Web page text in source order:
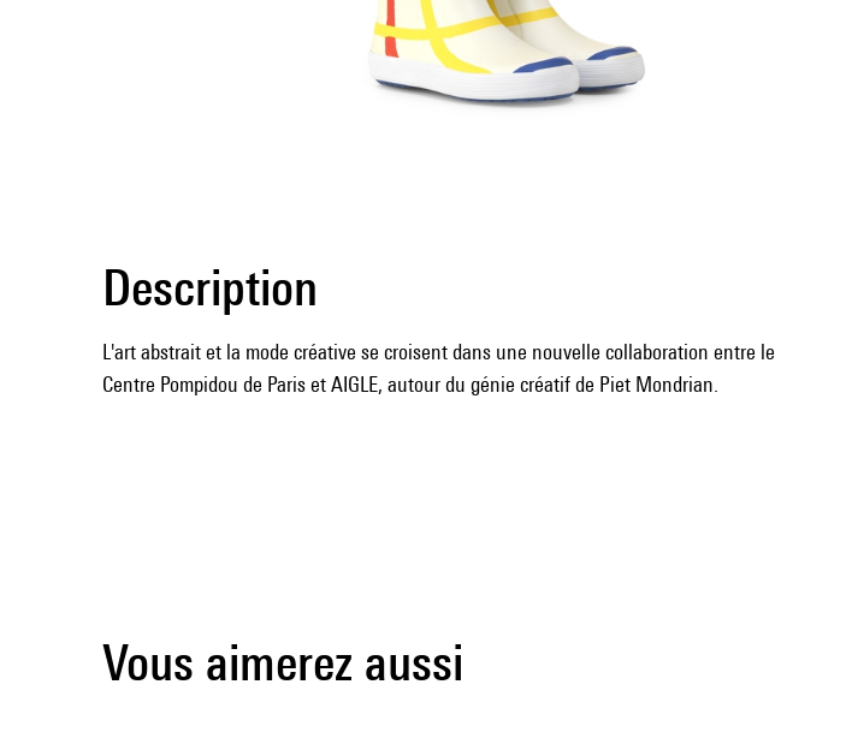
Description
L'art abstrait et la mode créative se croisent dans une nouvelle collaboration entre le
Centre Pompidou de Paris et AIGLE, autour du génie créatif de Piet Mondrian.
Vous aimerez aussi